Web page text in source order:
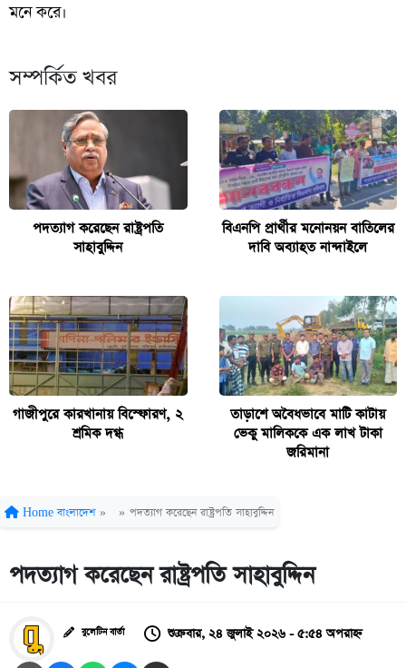
মনে করে।
সম্পর্কিত খবর
পদত্যাগ করেছেন রাষ্ট্রপতি
সাহাবুদ্দিন
বিএনপি প্রার্থীর মনোনয়ন বাতিলের
দাবি অব্যাহত নান্দাইলে
গাজীপুরে কারখানায় বিস্ফোরণ, ২
শ্রমিক দগ্ধ
তাড়াশে অবৈধভাবে মাটি কাটায়
ভেকু মালিককে এক লাখ টাকা
জরিমানা
Home বাংলাদেশ » » পদত্যাগ করেছেন রাষ্ট্রপতি সাহাবুদ্দিন
পদত্যাগ করেছেন রাষ্ট্রপতি সাহাবুদ্দিন
বুলেটিন বার্তা শুক্রবার, ২৪ জুলাই ২০২৬ - ৫:৫৪ অপরাহ্ন